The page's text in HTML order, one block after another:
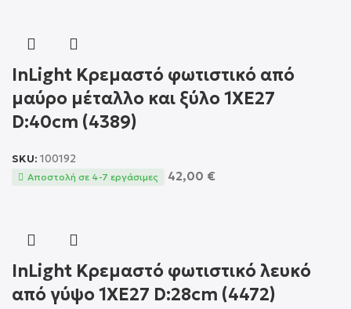
InLight Κρεμαστό φωτιστικό από
μαύρο μέταλλο και ξύλο 1XE27
D:40cm (4389)
SKU: 100192
Αποστολή σε 4-7 εργάσιμες 42,00 €
InLight Κρεμαστό φωτιστικό λευκό
από γύψο 1XE27 D:28cm (4472)